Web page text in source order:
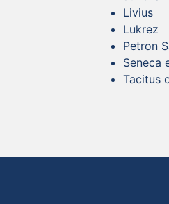
Livius
Lukrez
Petron
Seneca
Tacitus